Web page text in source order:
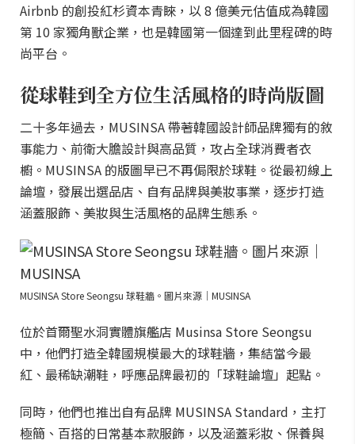
Airbnb 的創投紅杉資本青睞，以 8 億美元估值成為韓國
第 10 家獨角獸企業，也是韓國第一個達到此里程碑的時
尚平台。
從球鞋到全方位生活風格的時尚版圖
二十多年過去，MUSINSA 帶著韓國設計師品牌獨有的敘
事能力、前衛大膽設計與高品質，攻占全球消費者衣
櫥。MUSINSA 的版圖早已不再侷限於球鞋。從最初線上
論壇，發展出選品店、自有品牌與美妝事業，逐步打造
涵蓋服飾、美妝與生活風格的品牌生態系。
MUSINSA Store Seongsu 球鞋牆。圖片來源｜MUSINSA
位於首爾聖水洞實體旗艦店 Musinsa Store Seongsu
中，他們打造全韓國規模最大的球鞋牆，集結當今最
紅、最稀缺潮鞋，呼應品牌最初的「球鞋論壇」起點。
同時，他們也推出自有品牌 MUSINSA Standard，主打
極簡、百搭的日常基本款服飾，以及涵蓋彩妝、保養與